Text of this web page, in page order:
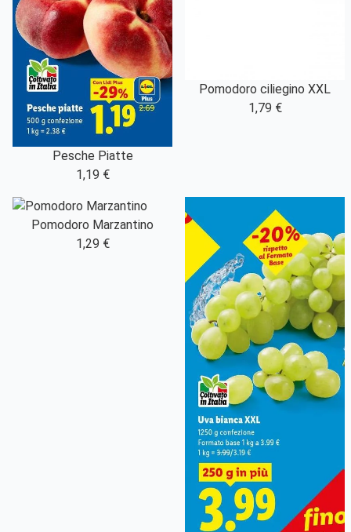
Pesche Piatte
1,19 €
Pomodoro ciliegino XXL
1,79 €
Pomodoro Marzantino
1,29 €